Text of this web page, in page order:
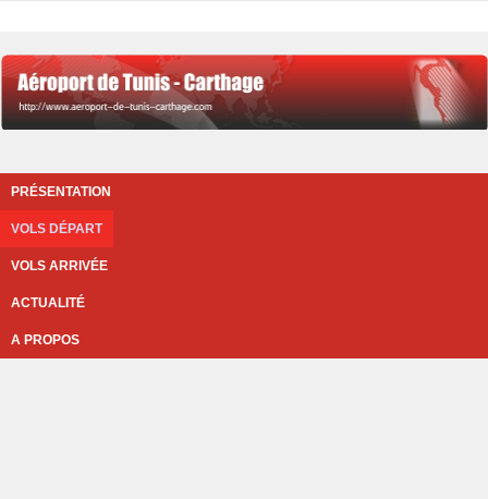
PRÉSENTATION
VOLS DÉPART
VOLS ARRIVÉE
ACTUALITÉ
A PROPOS